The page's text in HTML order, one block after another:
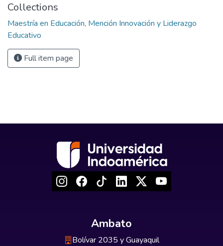
Collections
Maestría en Educación, Mención Innovación y Liderazgo
Educativo
Full item page
Ambato
Bolívar 2035 y Guayaquil